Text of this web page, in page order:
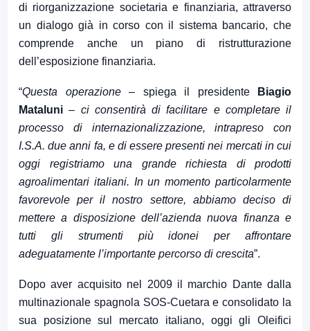
di riorganizzazione societaria e finanziaria, attraverso
un dialogo già in corso con il sistema bancario, che
comprende anche un piano di ristrutturazione
dell’esposizione finanziaria.
“Questa operazione – spiega il presidente
Biagio
Mataluni – ci consentirà di facilitare e completare il
processo di internazionalizzazione, intrapreso con
I.S.A. due anni fa, e di essere presenti nei mercati in cui
oggi registriamo una grande richiesta di prodotti
agroalimentari italiani. In un momento particolarmente
favorevole per il nostro settore, abbiamo deciso di
mettere a disposizione dell’azienda nuova finanza e
tutti gli strumenti più idonei per affrontare
adeguatamente l’importante percorso di crescita”.
Dopo aver acquisito nel 2009 il marchio Dante dalla
multinazionale spagnola SOS-Cuetara e consolidato la
sua posizione sul mercato italiano, oggi gli Oleifici